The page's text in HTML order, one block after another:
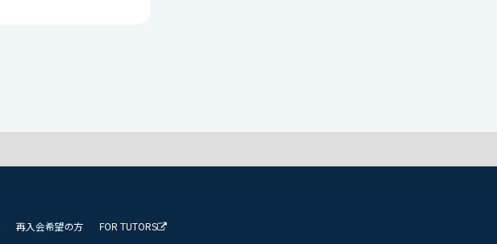
再入会希望の方 FOR TUTORS